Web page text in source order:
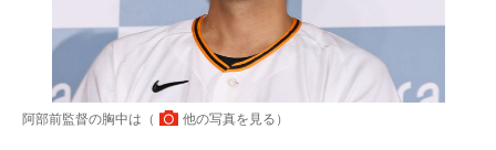
阿部前監督の胸中は（ 他の写真を見る ）